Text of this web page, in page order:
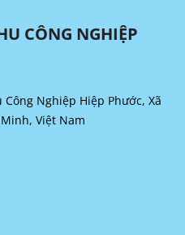
CÔNG NGHIỆP
Nghiệp Hiệp Phước, Xã
Việt Nam